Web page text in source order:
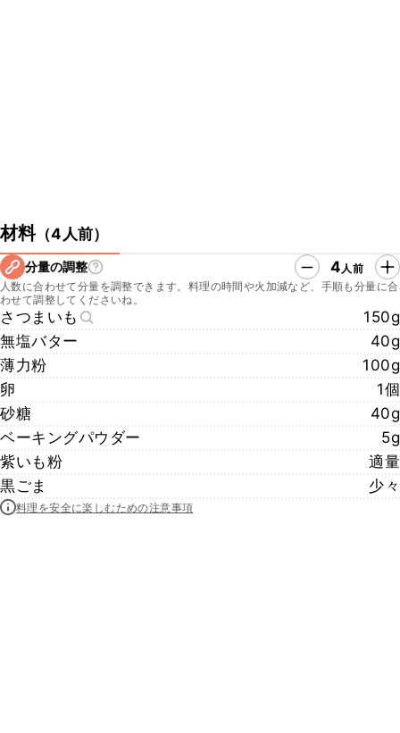
材料（4人前）
分量の調整 4人前
人数に合わせて分量を調整できます。料理の時間や火加減など、手順も分量に合
わせて調整してくださいね。
さつまいも
150g
無塩バター
40g
薄力粉
100g
卵
1個
砂糖
40g
ベーキングパウダー
5g
紫いも粉
適量
黒ごま
少々
料理を安全に楽しむための注意事項